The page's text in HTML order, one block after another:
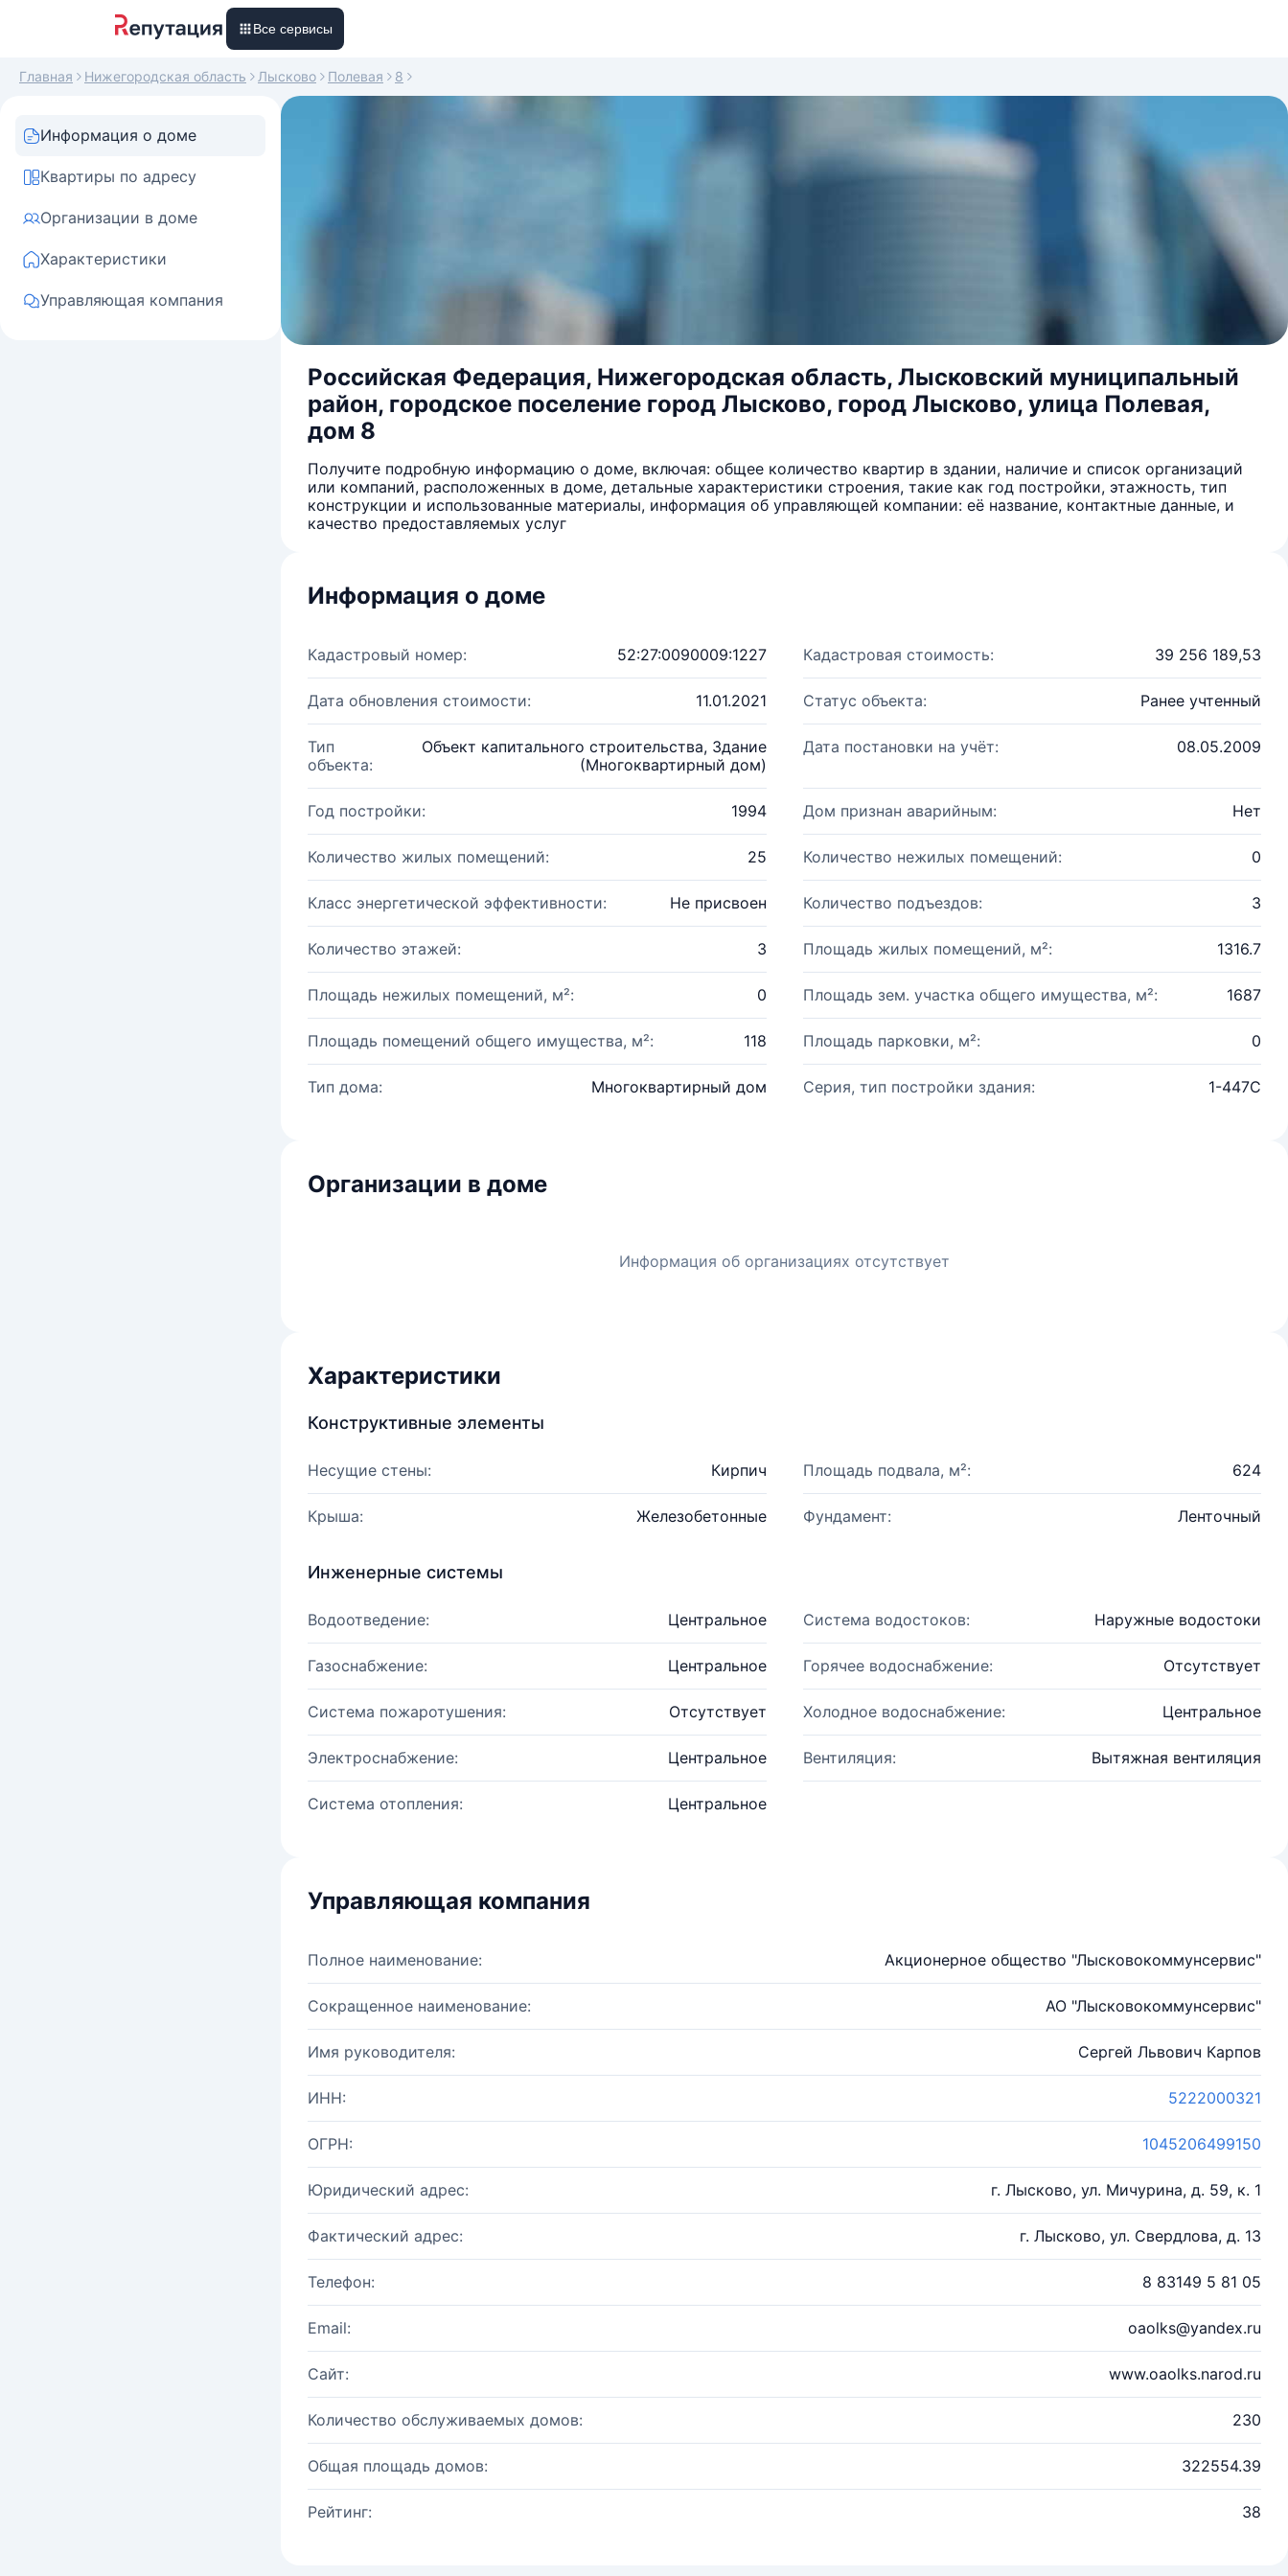
Все сервисы
Главная Нижегородская область Лысково Полевая 8
Информация о доме
Квартиры по адресу
Организации в доме
Характеристики
Управляющая компания
Российская Федерация, Нижегородская область, Лысковский муниципальный
район, городское поселение город Лысково, город Лысково, улица Полевая,
дом 8
Получите подробную информацию о доме, включая: общее количество квартир в здании, наличие и список организаций
или компаний, расположенных в доме, детальные характеристики строения, такие как год постройки, этажность, тип
конструкции и использованные материалы, информация об управляющей компании: её название, контактные данные, и
качество предоставляемых услуг
Информация о доме
Кадастровый номер: 52:27:0090009:1227 Кадастровая стоимость: 39 256 189,53
Дата обновления стоимости: 11.01.2021 Статус объекта: Ранее учтенный
Тип
объекта:
Объект капитального строительства, Здание
(Многоквартирный дом)
Дата постановки на учёт: 08.05.2009
Год постройки: 1994 Дом признан аварийным: Нет
Количество жилых помещений: 25 Количество нежилых помещений: 0
Класс энергетической эффективности: Не присвоен Количество подъездов: 3
Количество этажей: 3 Площадь жилых помещений, м²: 1316.7
Площадь нежилых помещений, м²: 0 Площадь зем. участка общего имущества, м²: 1687
Площадь помещений общего имущества, м²: 118 Площадь парковки, м²: 0
Тип дома: Многоквартирный дом Серия, тип постройки здания: 1-447С
Организации в доме
Информация об организациях отсутствует
Характеристики
Конструктивные элементы
Несущие стены: Кирпич Площадь подвала, м²: 624
Крыша: Железобетонные Фундамент: Ленточный
Инженерные системы
Водоотведение: Центральное Система водостоков: Наружные водостоки
Газоснабжение: Центральное Горячее водоснабжение: Отсутствует
Система пожаротушения: Отсутствует Холодное водоснабжение: Центральное
Электроснабжение: Центральное Вентиляция: Вытяжная вентиляция
Система отопления: Центральное
Управляющая компания
Полное наименование: Акционерное общество "Лысковокоммунсервис"
Сокращенное наименование: АО "Лысковокоммунсервис"
Имя руководителя: Сергей Львович Карпов
ИНН: 5222000321
ОГРН: 1045206499150
Юридический адрес: г. Лысково, ул. Мичурина, д. 59, к. 1
Фактический адрес: г. Лысково, ул. Свердлова, д. 13
Телефон: 8 83149 5 81 05
Email: oaolks@yandex.ru
Сайт: www.oaolks.narod.ru
Количество обслуживаемых домов: 230
Общая площадь домов: 322554.39
Рейтинг: 38